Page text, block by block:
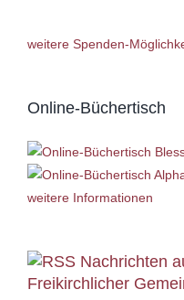
weitere Spenden-
Online-Büchertisch
weitere Informationen
Nachrichten
Freikirchlicher